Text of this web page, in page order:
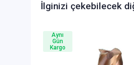
İlginizi çekebilecek
Aynı
Gün
Kargo